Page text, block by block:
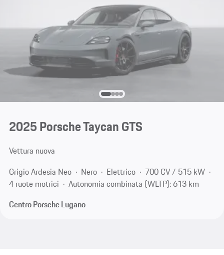
2025 Porsche Taycan GTS
Vettura nuova
Grigio Ardesia Neo
Nero Elettrico
700 CV / 515 kW
4 ruote motrici
Autonomia combinata (WLTP): 613 km
Centro Porsche Lugano